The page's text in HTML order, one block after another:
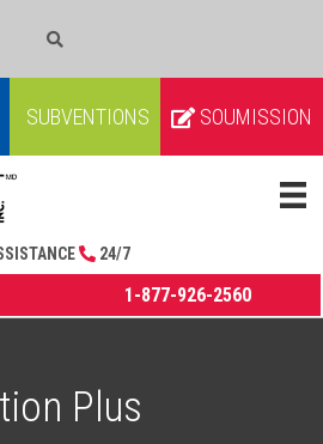
SUBVENTIONS SOUMISSION
24/7
1-877-926-2560
Plus